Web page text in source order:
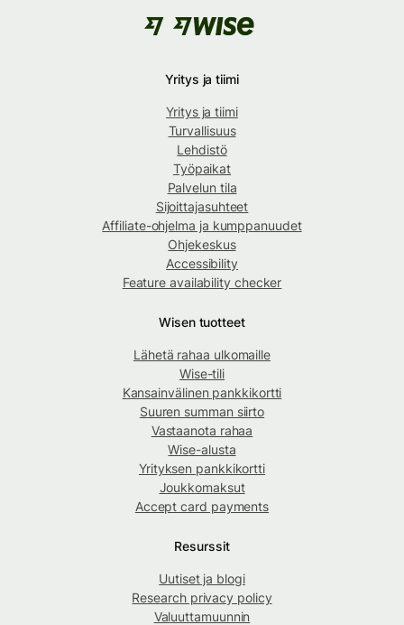
Yritys ja tiimi
Yritys ja tiimi
Turvallisuus
Lehdistö
Työpaikat
Palvelun tila
Sijoittajasuhteet
Affiliate-ohjelma ja kumppanuudet
Ohjekeskus
Accessibility
Feature availability checker
Wisen tuotteet
Lähetä rahaa ulkomaille
Wise-tili
Kansainvälinen pankkikortti
Suuren summan siirto
Vastaanota rahaa
Wise-alusta
Yrityksen pankkikortti
Joukkomaksut
Accept card payments
Resurssit
Uutiset ja blogi
Research privacy policy
Valuuttamuunnin